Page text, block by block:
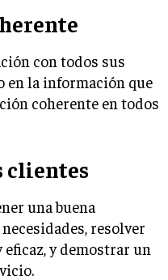
con todos sus
en la información que
coherente en todos
clientes
una buena
resolver
y demostrar un